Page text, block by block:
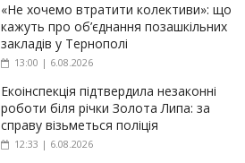
«Не хочемо втратити колективи»: що
кажуть про об’єднання позашкільних
закладів у Тернополі
13:00 | 6.08.2026
Екоінспекція підтвердила незаконні
роботи біля річки Золота Липа: за
справу візьметься поліція
12:33 | 6.08.2026